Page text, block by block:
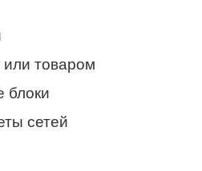
товаром
блоки
сетей